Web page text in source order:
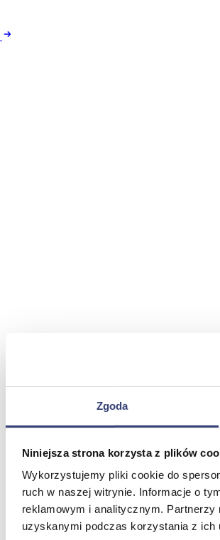
Zgoda
Niniejsza strona korzysta z plików
Wykorzystujemy pliki cookie do
ruch w naszej witrynie. Informacje o
reklamowym i analitycznym. Partnerzy
uzyskanymi podczas korzystania z ich